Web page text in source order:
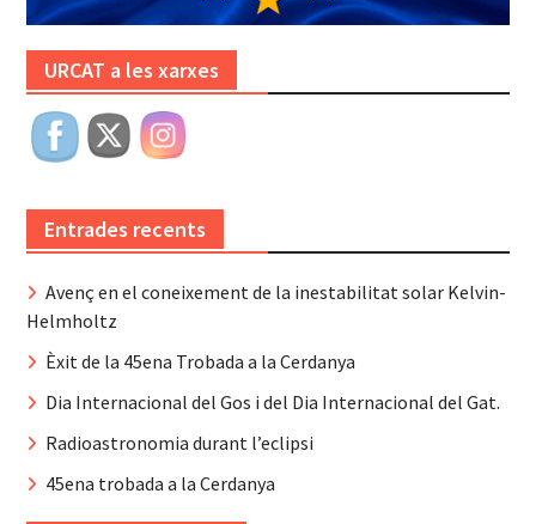
URCAT a les xarxes
Entrades recents
Avenç en el coneixement de la inestabilitat solar Kelvin-
Helmholtz
Èxit de la 45ena Trobada a la Cerdanya
Dia Internacional del Gos i del Dia Internacional del Gat.
Radioastronomia durant l’eclipsi
45ena trobada a la Cerdanya